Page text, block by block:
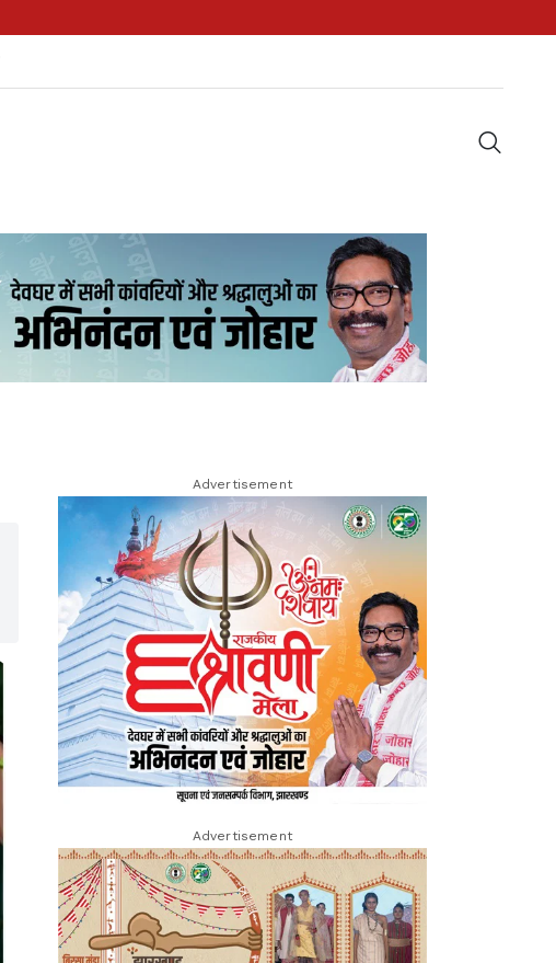
Advertisement
Advertisement